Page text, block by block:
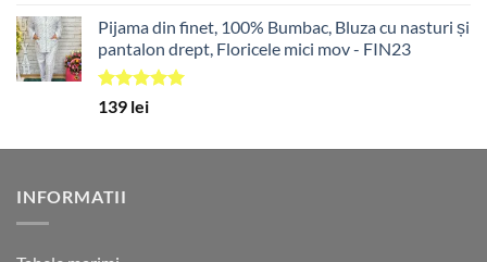
Pijama din finet, 100% Bumbac, Bluza cu nasturi și
pantalon drept, Floricele mici mov - FIN23
Evaluat la
139 lei
INFORMATII